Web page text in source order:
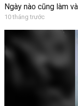
Ngày nào cũng làm
10 tháng trước